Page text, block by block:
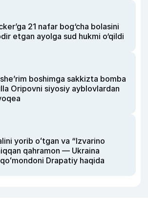
21 nafar bog‘cha bolasini
etgan ayolga sud hukmi o‘qildi
boshimga sakkizta bomba
Oripovni siyosiy ayblovlardan
yorib oʻtgan va “Izvarino
qahramon — Ukraina
Drapatiy haqida